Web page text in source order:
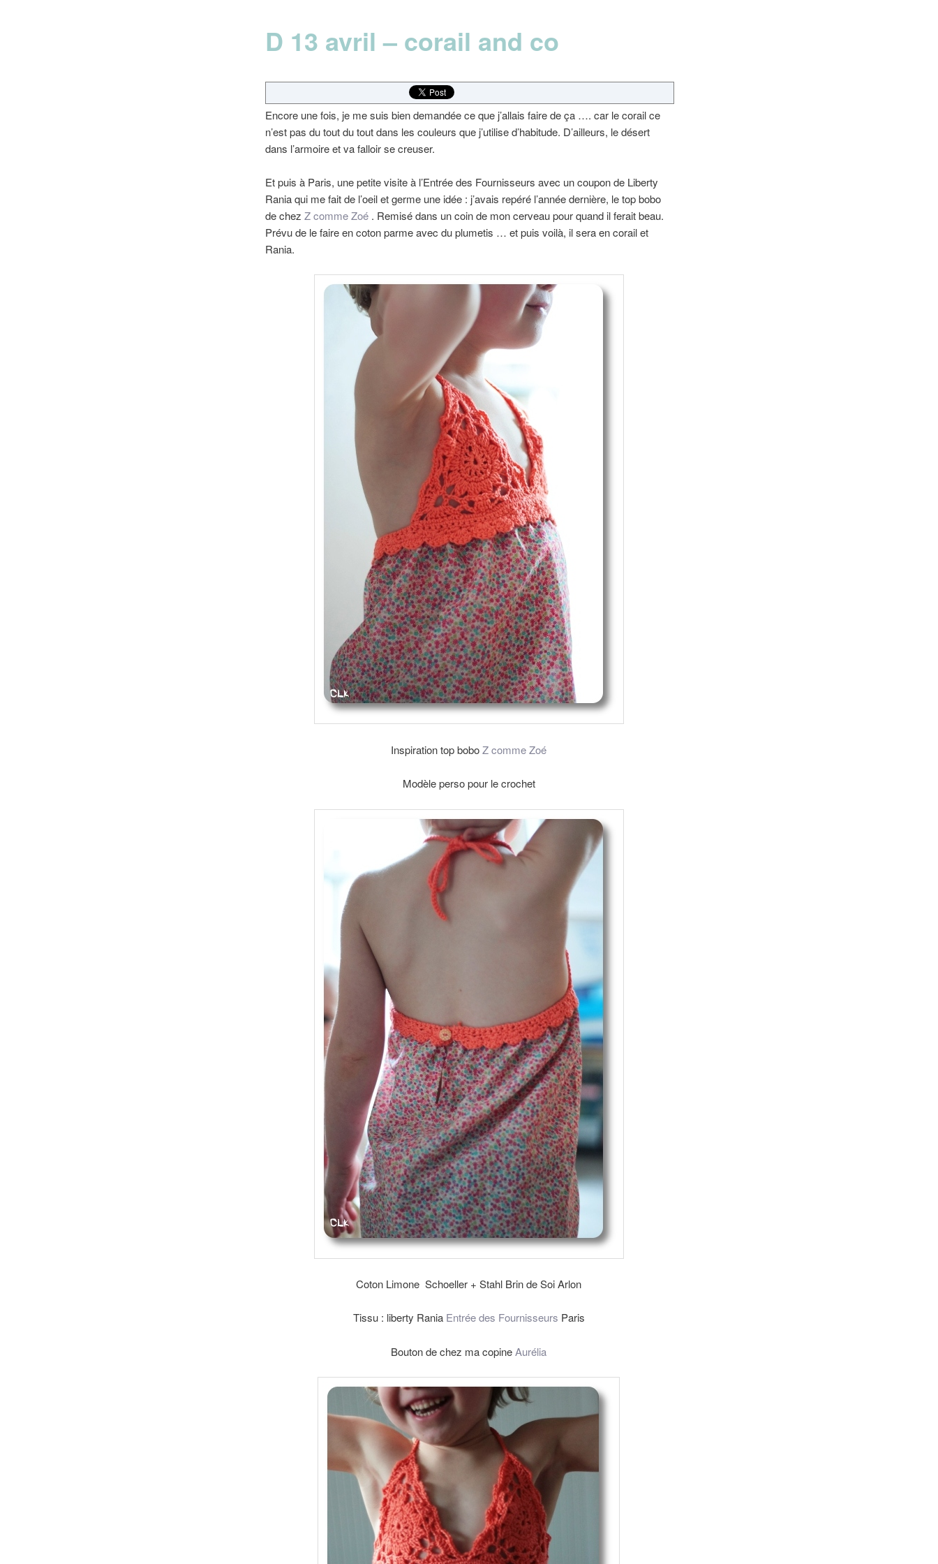
D 13 avril – corail and co
Encore une fois, je me suis bien demandée ce que j’allais faire de ça …. car le corail ce
n’est pas du tout du tout dans les couleurs que j’utilise d’habitude. D’ailleurs, le désert
dans l’armoire et va falloir se creuser.
Et puis à Paris, une petite visite à l’Entrée des Fournisseurs avec un coupon de Liberty
Rania qui me fait de l’oeil et germe une idée : j’avais repéré l’année dernière, le top bobo
de chez Z comme Zoé . Remisé dans un coin de mon cerveau pour quand il ferait beau.
Prévu de le faire en coton parme avec du plumetis … et puis voilà, il sera en corail et
Rania.
Inspiration top boboZ comme Zoé
Modèle perso pour le crochet
Coton Limone Schoeller + Stahl Brin de Soi Arlon
Tissu : liberty Rania Entrée des Fournisseurs Paris
Bouton de chez ma copineAurélia